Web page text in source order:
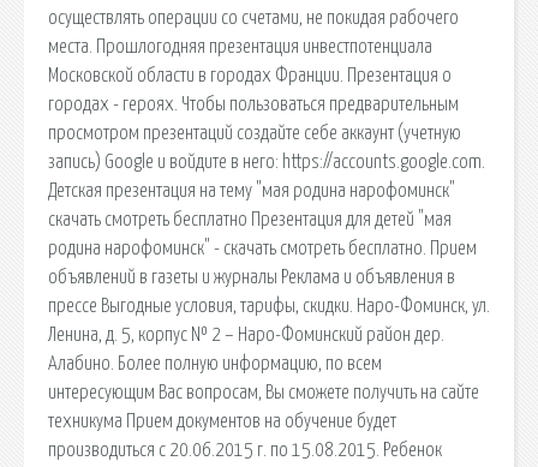
осуществлять операции со счетами, не покидая рабочего
места. Прошлогодняя презентация инвестпотенциала
Московской области в городах Франции. Презентация о
городах - героях. Чтобы пользоваться предварительным
просмотром презентаций создайте себе аккаунт (учетную
запись) Google и войдите в него: https://accounts.google.com.
Детская презентация на тему "мая родина нарофоминск"
скачать смотреть бесплатно Презентация для детей "мая
родина нарофоминск" - скачать смотреть бесплатно. Прием
объявлений в газеты и журналы Реклама и объявления в
прессе Выгодные условия, тарифы, скидки. Наро-Фоминск, ул.
Ленина, д. 5, корпус № 2 – Наро-Фоминский район дер.
Алабино. Более полную информацию, по всем
интересующим Вас вопросам, Вы сможете получить на сайте
техникума Прием документов на обучение будет
производиться с 20.06.2015 г. по 15.08.2015. Ребенок